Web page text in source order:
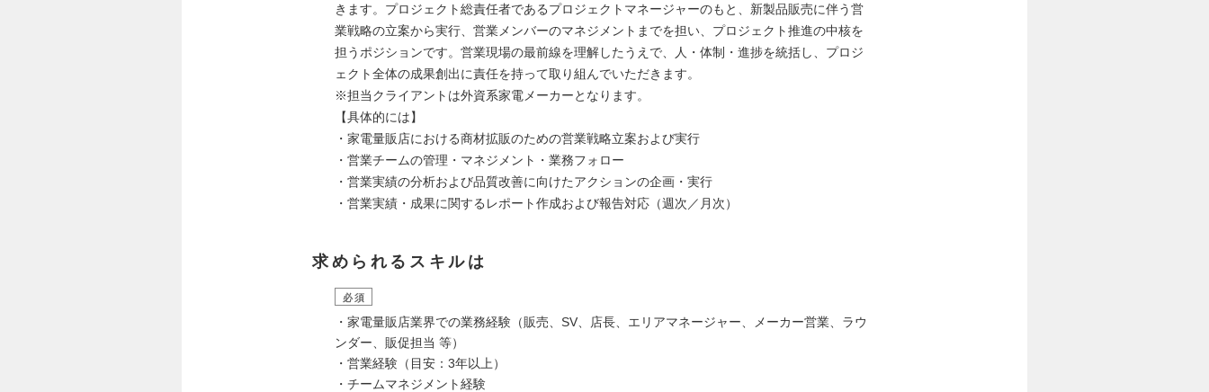
きます。プロジェクト総責任者であるプロジェクトマネージャーのもと、新製品販売に伴う営
業戦略の立案から実行、営業メンバーのマネジメントまでを担い、プロジェクト推進の中核を
担うポジションです。営業現場の最前線を理解したうえで、人・体制・進捗を統括し、プロジ
ェクト全体の成果創出に責任を持って取り組んでいただきます。
※担当クライアントは外資系家電メーカーとなります。
【具体的には】
・家電量販店における商材拡販のための営業戦略立案および実行
・営業チームの管理・マネジメント・業務フォロー
・営業実績の分析および品質改善に向けたアクションの企画・実行
・営業実績・成果に関するレポート作成および報告対応（週次／月次）
求められるスキルは
必須
・家電量販店業界での業務経験（販売、SV、店長、エリアマネージャー、メーカー営業、ラウ
ンダー、販促担当 等）
・営業経験（目安：3年以上）
・チームマネジメント経験